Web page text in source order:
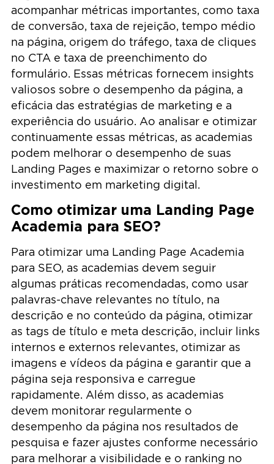
acompanhar métricas importantes, como taxa
de conversão, taxa de rejeição, tempo médio
na página, origem do tráfego, taxa de cliques
no CTA e taxa de preenchimento do
formulário. Essas métricas fornecem insights
valiosos sobre o desempenho da página, a
eficácia das estratégias de marketing e a
experiência do usuário. Ao analisar e otimizar
continuamente essas métricas, as academias
podem melhorar o desempenho de suas
Landing Pages e maximizar o retorno sobre o
investimento em marketing digital.
Como otimizar uma Landing Page
Academia para SEO?
Para otimizar uma Landing Page Academia
para SEO, as academias devem seguir
algumas práticas recomendadas, como usar
palavras-chave relevantes no título, na
descrição e no conteúdo da página, otimizar
as tags de título e meta descrição, incluir links
internos e externos relevantes, otimizar as
imagens e vídeos da página e garantir que a
página seja responsiva e carregue
rapidamente. Além disso, as academias
devem monitorar regularmente o
desempenho da página nos resultados de
pesquisa e fazer ajustes conforme necessário
para melhorar a visibilidade e o ranking no